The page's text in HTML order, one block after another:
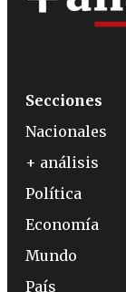
Secciones
Nacionales
+ análisis
Política
Economía
Mundo
País